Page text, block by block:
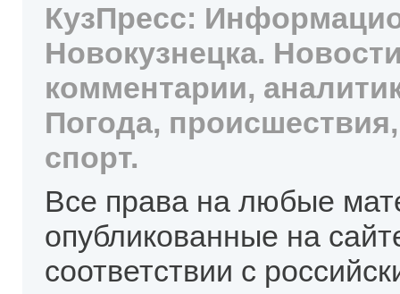
КузПресс:
Новокузнецка.
комментарии,
Погода,
спорт.
Все права на любые
опубликованные на
соответствии с